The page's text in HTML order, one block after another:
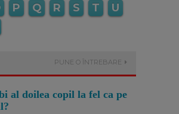
P Q R S T
U
PUNE O ÎNTREBARE
al doilea copil la fel ca pe